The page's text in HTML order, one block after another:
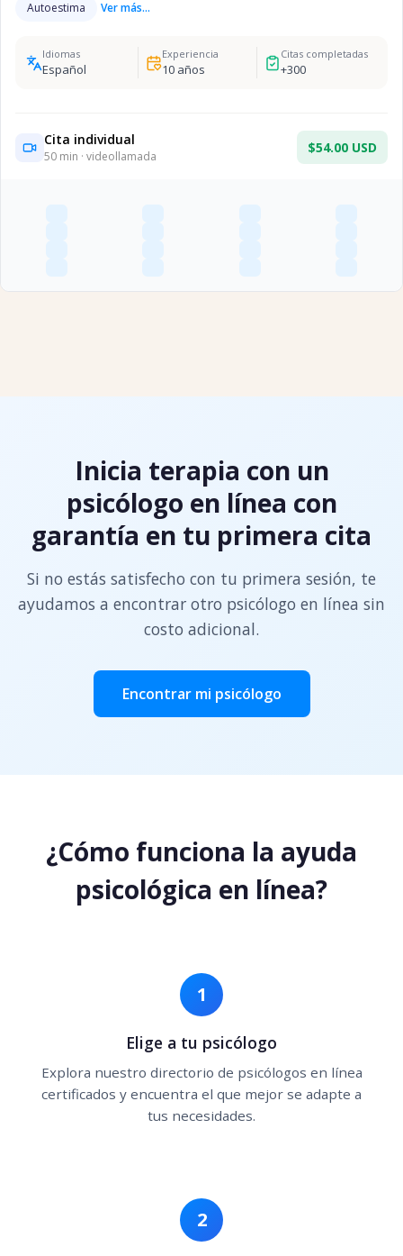
Autoestima Ver más...
Idiomas
Español
Experiencia
10años
Citas completadas
+300
Cita individual
50 min · videollamada
$54.00 USD
Inicia terapia con un
psicólogo en línea con
garantía en tu primera cita
Si no estás satisfecho con tu primera sesión, te
ayudamos a encontrar otro psicólogo en línea sin
costo adicional.
Encontrar mi psicólogo
¿Cómo funciona la ayuda
psicológica en línea?
1
Elige a tu psicólogo
Explora nuestro directorio de psicólogos en línea
certificados y encuentra el que mejor se adapte a
tus necesidades.
2